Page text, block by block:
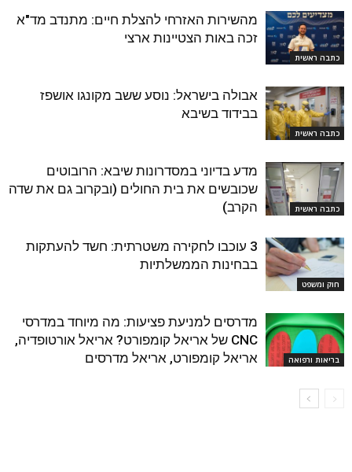
כתבה ראשית
מהשירות האזרחי להצלת חיים: מתנדב מד"א
זכה באות הצטיינות ארצי
כתבה ראשית
אבולה בישראל: נוסע ששב מקונגו אושפז
בבידוד בשיבא
כתבה ראשית
מדע בדיוני במסדרונות שיבא: הרובוטים
שכובשים את בית החולים (ובקרוב גם את שדה
הקרב)
חוק ומשפט
3 עוכבו לחקירה משטרתית: חשד להעתקות
בבחינות הממשלתיות
בריאות ורפואה
מדרסים למניעת פציעות: מה מיוחד במדרסי
CNC של אריאל קומפורט? אריאל אורטופדיה,
אריאל קומפורט, אריאל מדרסים